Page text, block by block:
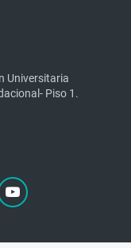
Universitaria
Piso 1.